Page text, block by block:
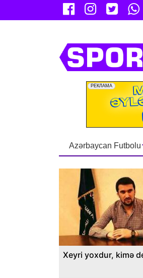
Azərbaycan Futbolu
Xeyri yoxdur, kimə